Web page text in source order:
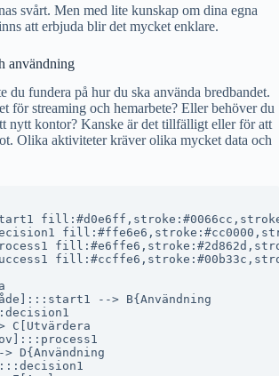
svårt. Men med lite kunskap om dina egna
att erbjuda blir det mycket enklare.
användning
du fundera på hur du ska använda bredbandet.
för streaming och hemarbete? Eller behöver du
nytt kontor? Kanske är det tillfälligt eller för att
Olika aktiviteter kräver olika mycket data och
--> B{Användning
C[Utvärdera
> D{Användning